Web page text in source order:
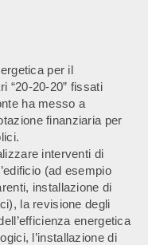
per il
“20-20-20” fissati
ha messo a
finanziaria per
interventi di
(ad esempio
installazione di
la revisione degli
energetica
l’installazione di